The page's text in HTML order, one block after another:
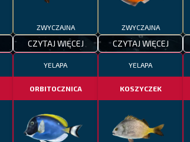
ZWYCZAJNA
CZYTAJ WIĘCEJ
ZWYCZAJNA
CZYTAJ WIĘCEJ
YELAPA
ORBITOCZNICA
YELAPA
KOSZYCZEK